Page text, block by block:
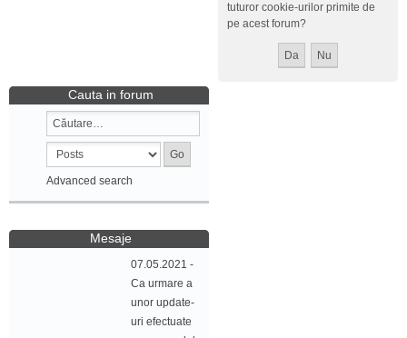
tuturor cookie-urilor primite de
pe acest forum?
Cauta in forum
Advanced search
Mesaje
07.05.2021 -
Ca urmare a
unor update-
uri efectuate